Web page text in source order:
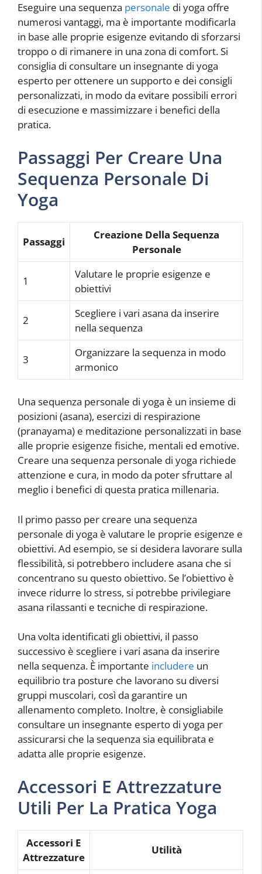
Eseguire una sequenza personale di yoga offre
numerosi vantaggi, ma è importante modificarla
in base alle proprie esigenze evitando di sforzarsi
troppo o di rimanere in una zona di comfort. Si
consiglia di consultare un insegnante di yoga
esperto per ottenere un supporto e dei consigli
personalizzati, in modo da evitare possibili errori
di esecuzione e massimizzare i benefici della
pratica.
Passaggi Per Creare Una
Sequenza Personale Di
Yoga
Passaggi
Creazione Della Sequenza
Personale
1
Valutare le proprie esigenze e
obiettivi
2
Scegliere i vari asana da inserire
nella sequenza
3
Organizzare la sequenza in modo
armonico
Una sequenza personale di yoga è un insieme di
posizioni (asana), esercizi di respirazione
(pranayama) e meditazione personalizzati in base
alle proprie esigenze fisiche, mentali ed emotive.
Creare una sequenza personale di yoga richiede
attenzione e cura, in modo da poter sfruttare al
meglio i benefici di questa pratica millenaria.
Il primo passo per creare una sequenza
personale di yoga è valutare le proprie esigenze e
obiettivi. Ad esempio, se si desidera lavorare sulla
flessibilità, si potrebbero includere asana che si
concentrano su questo obiettivo. Se l’obiettivo è
invece ridurre lo stress, si potrebbe privilegiare
asana rilassanti e tecniche di respirazione.
Una volta identificati gli obiettivi, il passo
successivo è scegliere i vari asana da inserire
nella sequenza. È importante includere un
equilibrio tra posture che lavorano su diversi
gruppi muscolari, così da garantire un
allenamento completo. Inoltre, è consigliabile
consultare un insegnante esperto di yoga per
assicurarsi che la sequenza sia equilibrata e
adatta alle proprie esigenze.
Accessori E Attrezzature
Utili Per La Pratica Yoga
Accessori E
Attrezzature
Utilità